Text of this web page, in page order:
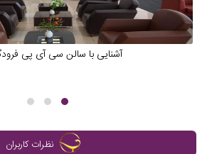
آشنایی با سالن سی آی پی
نظرات کاربران